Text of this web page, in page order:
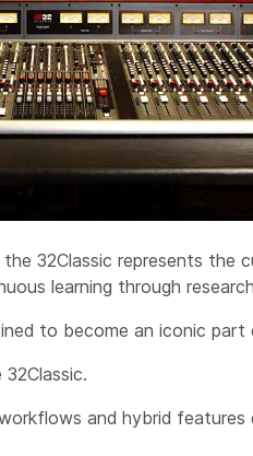
32Classic represents the
learning through
to become an iconic part
and hybrid features